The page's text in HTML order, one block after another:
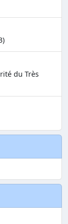
du Très